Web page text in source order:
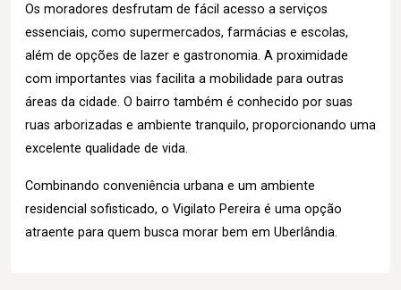
Os moradores desfrutam de fácil acesso a serviços
essenciais, como supermercados, farmácias e escolas,
além de opções de lazer e gastronomia. A proximidade
com importantes vias facilita a mobilidade para outras
áreas da cidade. O bairro também é conhecido por suas
ruas arborizadas e ambiente tranquilo, proporcionando uma
excelente qualidade de vida.
Combinando conveniência urbana e um ambiente
residencial sofisticado, o Vigilato Pereira é uma opção
atraente para quem busca morar bem em Uberlândia.